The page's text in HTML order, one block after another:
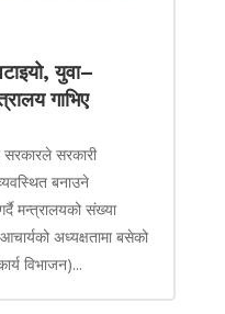
युवा–
गाभिए
सरकारी
बनाउने
मन्त्रालयको संख्या
अध्यक्षतामा बसेको
विभाजन)...